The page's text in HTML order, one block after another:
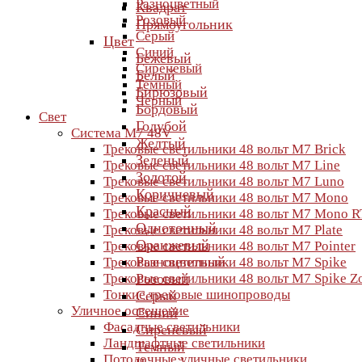
Разноцветный
Розовый
Серый
Синий
Сиреневый
Темный
Черный
Свет
Система M7 48V
Трековые светильники 48 вольт M7 Brick
Трековые светильники 48 вольт M7 Line
Трековые светильники 48 вольт M7 Luno
Трековые светильники 48 вольт M7 Mono
Трековые светильники 48 вольт M7 Mono
Трековые светильники 48 вольт M7 Plate
Трековые светильники 48 вольт M7 Pointer
Трековые светильники 48 вольт M7 Spike
Трековые светильники 48 вольт M7 Spike
Тонкие трековые шинопроводы
Уличное освещение
Фасадные светильники
Ландшафтные светильники
Квадрат
Прямоугольник
Цвет
Бежевый
Белый
Бирюзовый
Бордовый
Голубой
Желтый
Зеленый
Золотой
Коричневый
Красный
Однотонный
Оранжевый
Разноцветный
Розовый
Серый
Синий
Сиреневый
Темный